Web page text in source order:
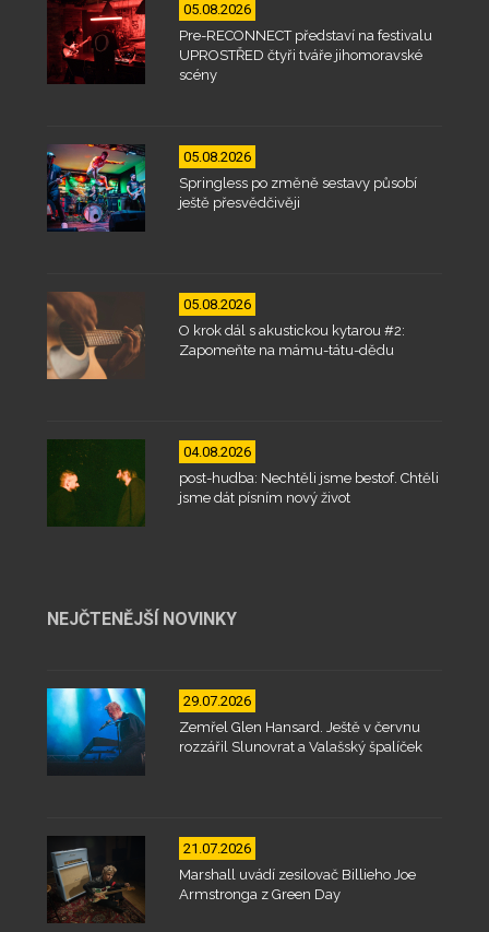
05.08.2026
Pre-RECONNECT představí na festivalu
UPROSTŘED čtyři tváře jihomoravské
scény
05.08.2026
Springless po změně sestavy působí
ještě přesvědčivěji
05.08.2026
O krok dál s akustickou kytarou #2:
Zapomeňte na mámu-tátu-dědu
04.08.2026
post-hudba: Nechtěli jsme bestof. Chtěli
jsme dát písním nový život
NEJČTENĚJŠÍ NOVINKY
29.07.2026
Zemřel Glen Hansard. Ještě v červnu
rozzářil Slunovrat a Valašský špalíček
21.07.2026
Marshall uvádí zesilovač Billieho Joe
Armstronga z Green Day